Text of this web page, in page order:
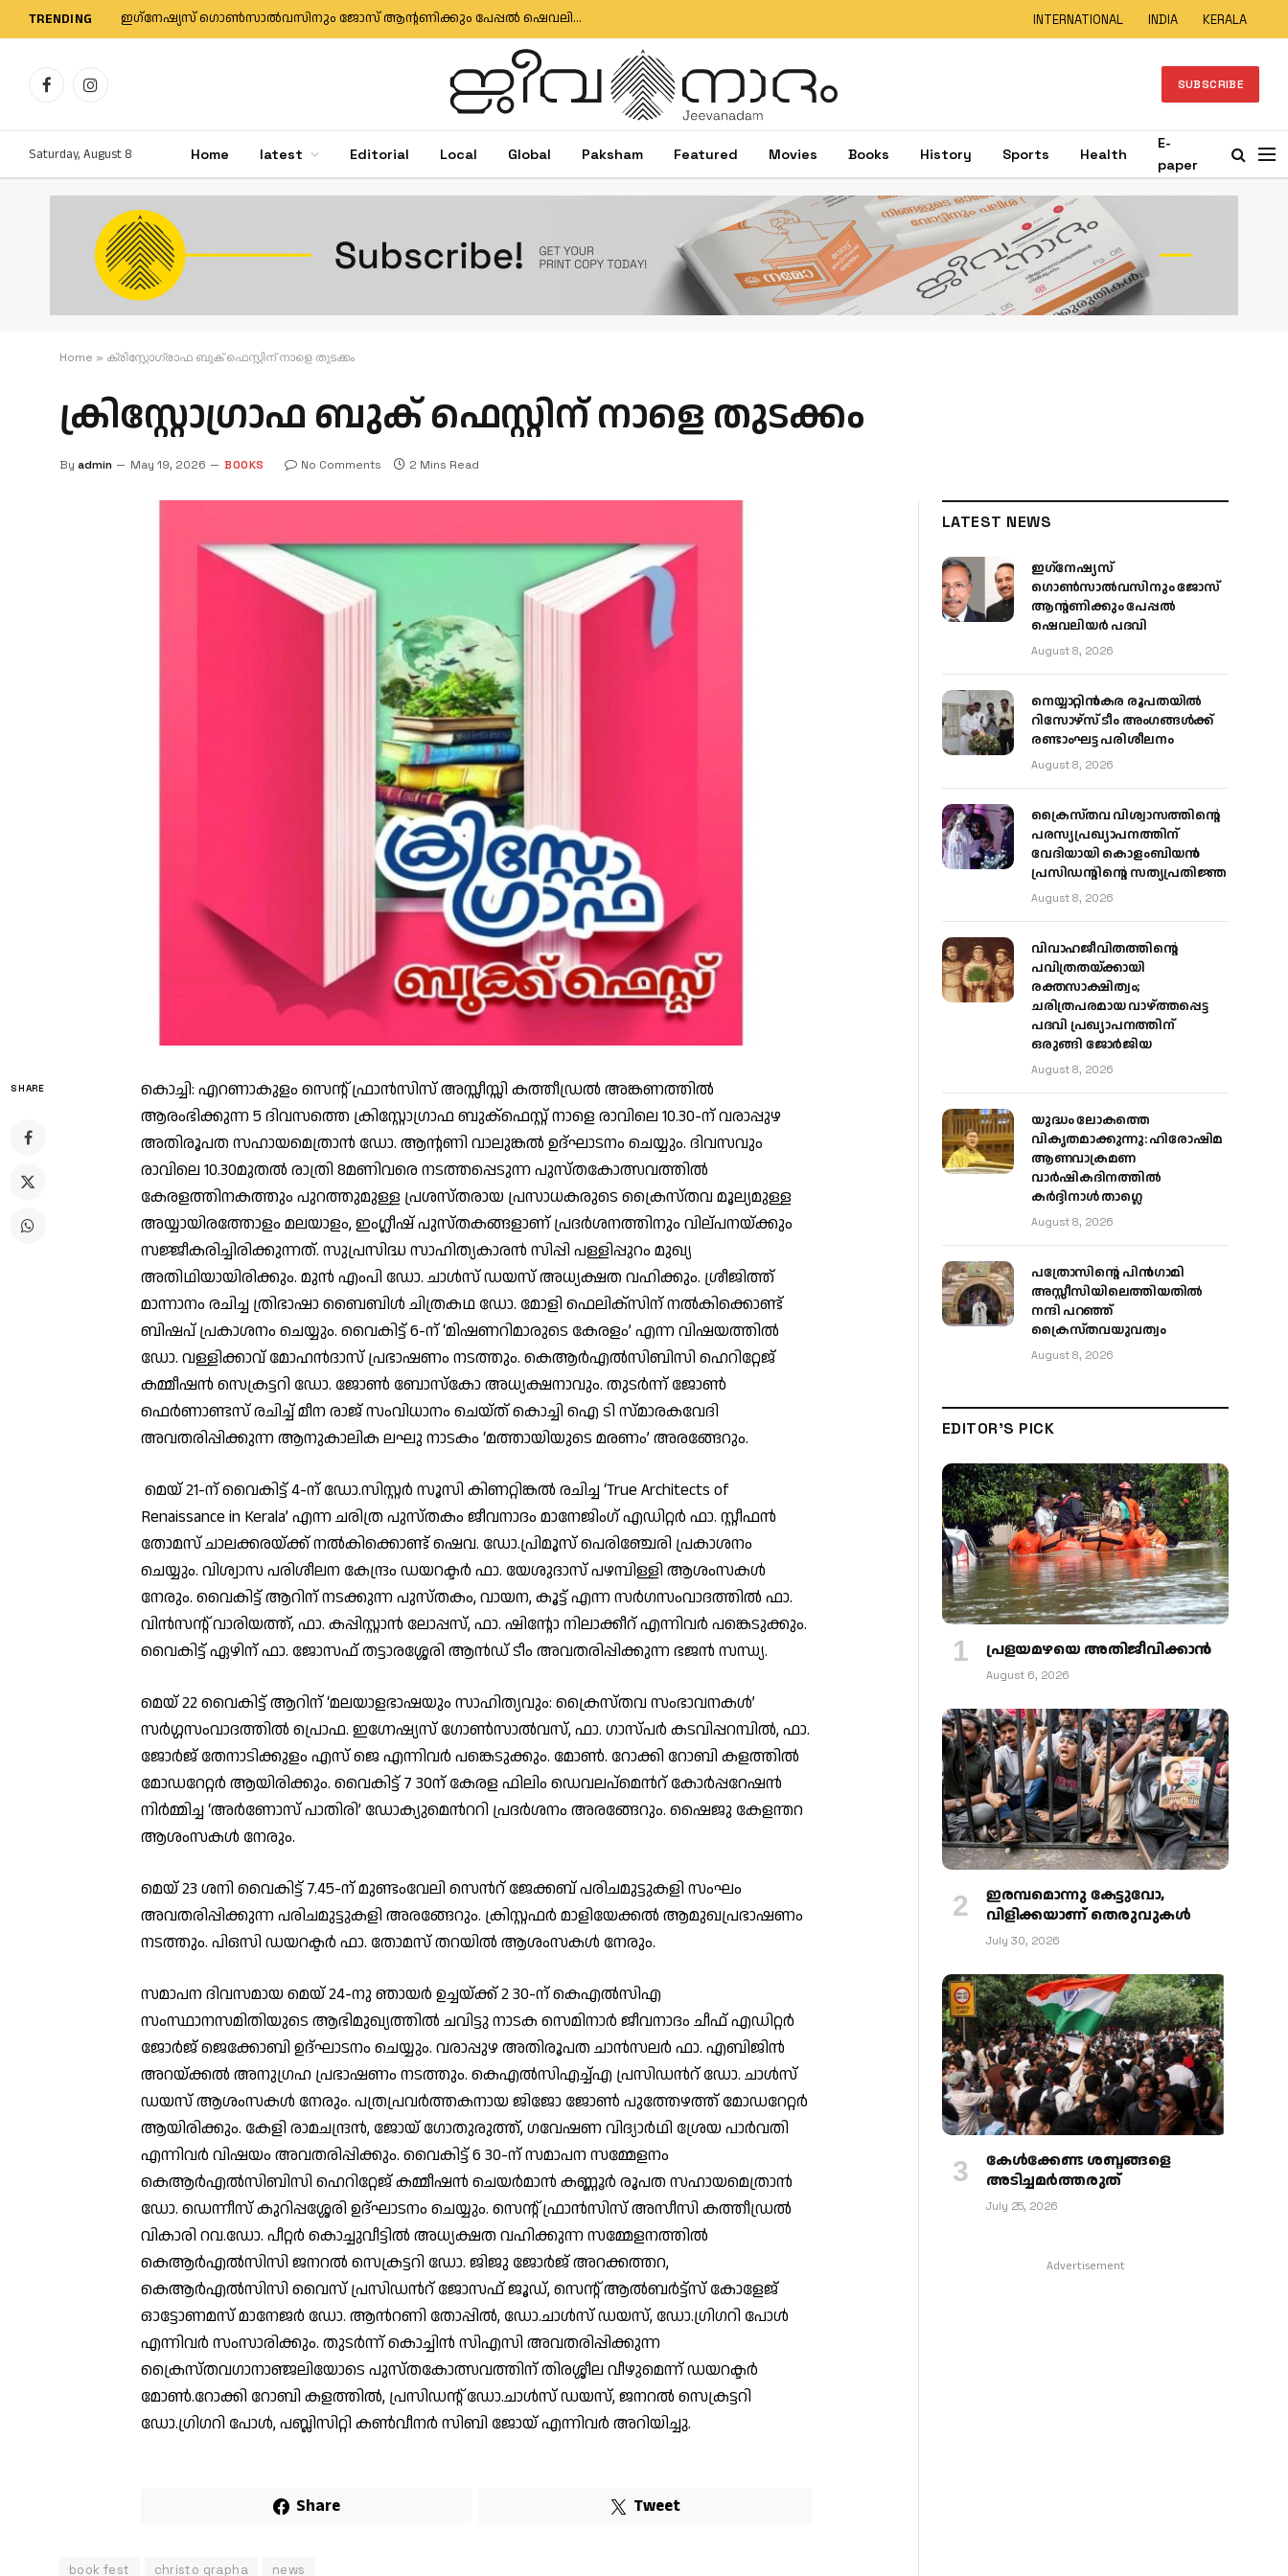
TRENDING ഇഗ്‌നേഷ്യസ് ഗൊൺസാൽവസിനും ജോസ് ആന്റണിക്കും പേപ്പൽ ഷെവലിയർ പദവി INTERNATIONAL INDIA KERALA
FacebookInstagram SUBSCRIBE
Saturday, August 8 Home latest Editorial Local Global Paksham Featured Movies Books History Sports Health
E-
paper
Home » ക്രിസ്റ്റോഗ്രാഫ ബുക് ഫെസ്റ്റിന് നാളെ തുടക്കം
ക്രിസ്റ്റോഗ്രാഫ ബുക് ഫെസ്റ്റിന് നാളെ തുടക്കം
By admin May 19, 2026 BOOKS No Comments 2 Mins Read
SHARE
കൊച്ചി: എറണാകുളം സെന്റ് ഫ്രാൻസിസ് അസ്സീസ്സി കത്തീഡ്രൽ അങ്കണത്തിൽ
ആരംഭിക്കുന്ന 5 ദിവസത്തെ ക്രിസ്റ്റോഗ്രാഫ ബുക്ഫെസ്റ്റ് നാളെ രാവിലെ 10.30-ന് വരാപ്പുഴ
അതിരൂപത സഹായമെത്രാൻ ഡോ. ആന്റണി വാലുങ്കൽ ഉദ്ഘാടനം ചെയ്യും. ദിവസവും
രാവിലെ 10.30മുതൽ രാത്രി 8മണിവരെ നടത്തപ്പെടുന്ന പുസ്തകോത്സവത്തിൽ
കേരളത്തിനകത്തും പുറത്തുമുള്ള പ്രശസ്തരായ പ്രസാധകരുടെ ക്രൈസ്തവ മൂല്യമുള്ള
അയ്യായിരത്തോളം മലയാളം, ഇംഗ്ലീഷ് പുസ്തകങ്ങളാണ് പ്രദർശനത്തിനും വില്പനയ്ക്കും
സജ്ജീകരിച്ചിരിക്കുന്നത്. സുപ്രസിദ്ധ സാഹിത്യകാരൻ സിപ്പി പള്ളിപ്പുറം മുഖ്യ
അതിഥിയായിരിക്കും. മുൻ എംപി ഡോ. ചാൾസ് ഡയസ് അധ്യക്ഷത വഹിക്കും. ശ്രീജിത്ത്
മാന്നാനം രചിച്ച ത്രിഭാഷാ ബൈബിൾ ചിത്രകഥ ഡോ. മോളി ഫെലിക്സിന് നൽകിക്കൊണ്ട്
ബിഷപ് പ്രകാശനം ചെയ്യും. വൈകിട്ട് 6-ന് ‘മിഷണറിമാരുടെ കേരളം’ എന്ന വിഷയത്തിൽ
ഡോ. വള്ളിക്കാവ് മോഹൻദാസ് പ്രഭാഷണം നടത്തും. കെആർഎൽസിബിസി ഹെറിറ്റേജ്
കമ്മീഷൻ സെക്രട്ടറി ഡോ. ജോൺ ബോസ്കോ അധ്യക്ഷനാവും. തുടർന്ന് ജോൺ
ഫെർണാണ്ടസ് രചിച്ച് മീന രാജ് സംവിധാനം ചെയ്ത് കൊച്ചി ഐ ടി സ്മാരകവേദി
അവതരിപ്പിക്കുന്ന ആനുകാലിക ലഘു നാടകം ‘മത്തായിയുടെ മരണം’ അരങ്ങേറും.
മെയ് 21-ന് വൈകിട്ട് 4-ന് ഡോ.സിസ്റ്റർ സൂസി കിണറ്റിങ്കൽ രചിച്ച ‘True Architects of
Renaissance in Kerala’ എന്ന ചരിത്ര പുസ്തകം ജീവനാദം മാനേജിംഗ് എഡിറ്റർ ഫാ. സ്റ്റീഫൻ
തോമസ് ചാലക്കരയ്ക്ക് നൽകിക്കൊണ്ട് ഷെവ. ഡോ.പ്രിമൂസ്‌ പെരിഞ്ചേരി പ്രകാശനം
ചെയ്യും. വിശ്വാസ പരിശീലന കേന്ദ്രം ഡയറക്ടർ ഫാ. യേശുദാസ് പഴമ്പിള്ളി ആശംസകൾ
നേരും. വൈകിട്ട് ആറിന് നടക്കുന്ന പുസ്തകം, വായന, കൂട്ട് എന്ന സർഗസംവാദത്തിൽ ഫാ.
വിൻസൻ്റ് വാരിയത്ത്, ഫാ. കപ്പിസ്റ്റാൻ ലോപ്പസ്, ഫാ. ഷിൻ്റോ നിലാക്കീറ് എന്നിവർ പങ്കെടുക്കും.
വൈകിട്ട് ഏഴിന് ഫാ. ജോസഫ് തട്ടാരശ്ശേരി ആൻഡ് ടീം അവതരിപ്പിക്കുന്ന ഭജൻ സന്ധ്യ.
മെയ് 22 വൈകിട്ട് ആറിന് ‘മലയാളഭാഷയും സാഹിത്യവും: ക്രൈസ്തവ സംഭാവനകൾ’
സർഗ്ഗസംവാദത്തിൽ പ്രൊഫ. ഇഗ്നേഷ്യസ് ഗോൺസാൽവസ്, ഫാ. ഗാസ്പർ കടവിപ്പറമ്പിൽ, ഫാ.
ജോർജ് തേനാടിക്കുളം എസ് ജെ എന്നിവർ പങ്കെടുക്കും. മോൺ. റോക്കി റോബി കളത്തിൽ
മോഡറേറ്റർ ആയിരിക്കും. വൈകിട്ട് 7 30ന് കേരള ഫിലിം ഡെവലപ്മെൻറ് കോർപ്പറേഷൻ
നിർമ്മിച്ച ‘അർണോസ് പാതിരി’ ഡോക്യുമെൻററി പ്രദർശനം അരങ്ങേറും. ഷൈജു കേളന്തറ
ആശംസകൾ നേരും.
മെയ് 23 ശനി വൈകിട്ട് 7.45-ന് മുണ്ടംവേലി സെൻറ് ജേക്കബ് പരിചമുട്ടുകളി സംഘം
അവതരിപ്പിക്കുന്ന പരിചമുട്ടുകളി അരങ്ങേറും. ക്രിസ്റ്റഫർ മാളിയേക്കൽ ആമുഖപ്രഭാഷണം
നടത്തും. പിഒസി ഡയറക്ടർ ഫാ. തോമസ് തറയിൽ ആശംസകൾ നേരും.
സമാപന ദിവസമായ മെയ് 24-നു ഞായർ ഉച്ചയ്ക്ക് 2 30-ന് കെഎൽസിഎ
സംസ്ഥാനസമിതിയുടെ ആഭിമുഖ്യത്തിൽ ചവിട്ടു നാടക സെമിനാർ ജീവനാദം ചീഫ് എഡിറ്റർ
ജോർജ് ജെക്കോബി ഉദ്ഘാടനം ചെയ്യും. വരാപ്പുഴ അതിരൂപത ചാൻസലർ ഫാ. എബിജിൻ
അറയ്ക്കൽ അനുഗ്രഹ പ്രഭാഷണം നടത്തും. കെഎൽസിഎച്ച്എ പ്രസിഡൻറ് ഡോ. ചാൾസ്
ഡയസ് ആശംസകൾ നേരും. പത്രപ്രവർത്തകനായ ജിജോ ജോൺ പുത്തേഴത്ത് മോഡറേറ്റർ
ആയിരിക്കും. കേളി രാമചന്ദ്രൻ, ജോയ് ഗോതുരുത്ത്, ഗവേഷണ വിദ്യാർഥി ശ്രേയ പാർവതി
എന്നിവർ വിഷയം അവതരിപ്പിക്കും. വൈകിട്ട് 6 30-ന് സമാപന സമ്മേളനം
കെആർഎൽസിബിസി ഹെറിറ്റേജ് കമ്മീഷൻ ചെയർമാൻ കണ്ണൂർ രൂപത സഹായമെത്രാൻ
ഡോ. ഡെന്നീസ് കുറിപ്പശ്ശേരി ഉദ്ഘാടനം ചെയ്യും. സെൻ്റ് ഫ്രാൻസിസ് അസീസി കത്തീഡ്രൽ
വികാരി റവ.ഡോ. പീറ്റർ കൊച്ചുവീട്ടിൽ അധ്യക്ഷത വഹിക്കുന്ന സമ്മേളനത്തിൽ
കെആർഎൽസിസി ജനറൽ സെക്രട്ടറി ഡോ. ജിജു ജോർജ് അറക്കത്തറ,
കെആർഎൽസിസി വൈസ് പ്രസിഡൻറ് ജോസഫ് ജൂഡ്, സെൻ്റ് ആൽബർട്ട്സ് കോളേജ്
ഓട്ടോണമസ് മാനേജർ ഡോ. ആൻറണി തോപ്പിൽ, ഡോ.ചാൾസ് ഡയസ്, ഡോ.ഗ്രിഗറി പോൾ
എന്നിവർ സംസാരിക്കും. തുടർന്ന് കൊച്ചിൻ സിഎസി അവതരിപ്പിക്കുന്ന
ക്രൈസ്തവഗാനാഞ്ജലിയോടെ പുസ്തകോത്സവത്തിന് തിരശ്ശീല വീഴുമെന്ന് ഡയറക്ടർ
മോൺ.റോക്കി റോബി കളത്തിൽ, പ്രസിഡൻ്റ് ഡോ.ചാൾസ് ഡയസ്, ജനറൽ സെക്രട്ടറി
ഡോ.ഗ്രിഗറി പോൾ, പബ്ലിസിറ്റി കൺവീനർ സിബി ജോയ് എന്നിവർ അറിയിച്ചു.
Share Tweet
book fest christo grapha news
LATEST NEWS
ഇഗ്‌നേഷ്യസ്
ഗൊൺസാൽവസിനും ജോസ്
ആന്റണിക്കും പേപ്പൽ
ഷെവലിയർ പദവി
August 8, 2026
നെയ്യാറ്റിൻകര രൂപതയിൽ
റിസോഴ്സ് ടീം അംഗങ്ങൾക്ക്
രണ്ടാംഘട്ട പരിശീലനം
August 8, 2026
ക്രൈസ്തവ വിശ്വാസത്തിന്റെ
പരസ്യപ്രഖ്യാപനത്തിന്
വേദിയായി കൊളംബിയൻ
പ്രസിഡന്റിന്റെ സത്യപ്രതിജ്ഞ
August 8, 2026
വിവാഹജീവിതത്തിന്റെ
പവിത്രതയ്ക്കായി
രക്തസാക്ഷിത്വം;
ചരിത്രപരമായ വാഴ്ത്തപ്പെട്ട
പദവി പ്രഖ്യാപനത്തിന്
ഒരുങ്ങി ജോര്‍ജിയ
August 8, 2026
യുദ്ധം ലോകത്തെ
വികൃതമാക്കുന്നു: ഹിരോഷിമ
ആണവാക്രമണ
വാർഷികദിനത്തിൽ
കർദ്ദിനാൾ താഗ്ലെ
August 8, 2026
പത്രോസിന്റെ പിൻഗാമി
അസ്സീസിയിലെത്തിയതിൽ
നന്ദി പറഞ്ഞ്
ക്രൈസ്തവയുവത്വം
August 8, 2026
EDITOR'S PICK
പ്രളയമഴയെ അതിജീവിക്കാന്‍
August 6, 2026
ഇരമ്പമൊന്നു കേട്ടുവോ,
വിളിക്കയാണ് തെരുവുകള്‍
July 30, 2026
കേള്‍ക്കേണ്ട ശബ്ദങ്ങളെ
അടിച്ചമര്‍ത്തരുത്
July 25, 2026
Advertisement